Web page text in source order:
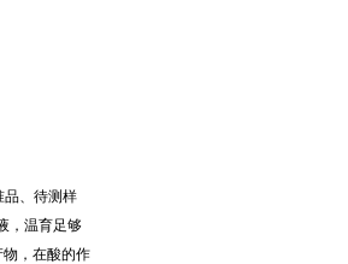
品、待测样
，温育足够
，在酸的作